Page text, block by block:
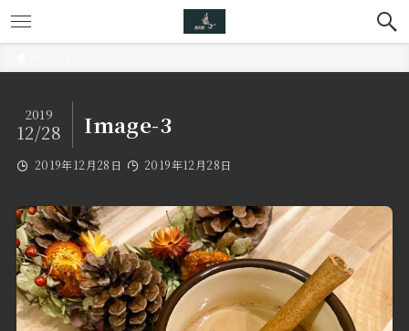
Image-3
2019
12/28
2019年12月28日 2019年12月28日